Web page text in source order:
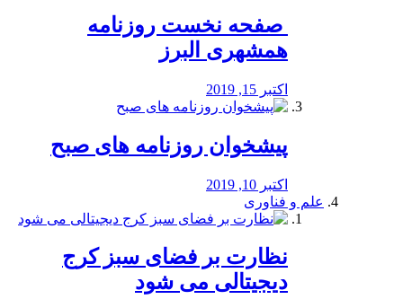
️ صفحه نخست روزنامه‌
همشهری البرز
اکتبر 15, 2019
پیشخوان روزنامه های صبح
اکتبر 10, 2019
علم و فناوری
نظارت بر فضای سبز کرج
دیجیتالی می شود